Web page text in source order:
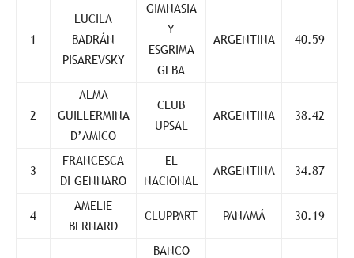
1
LUCILA
BADRÁN
PISAREVSKY
GIMNASIA
Y
ESGRIMA
GEBA
ARGENTINA 40.59
2
ALMA
GUILLERMINA
D’AMICO
CLUB
UPSAL
ARGENTINA 38.42
3
FRANCESCA
DI GENNARO
EL
NACIONAL
ARGENTINA 34.87
4
AMELIE
BERNARD
CLUPPART PANAMÁ 30.19
BANCO